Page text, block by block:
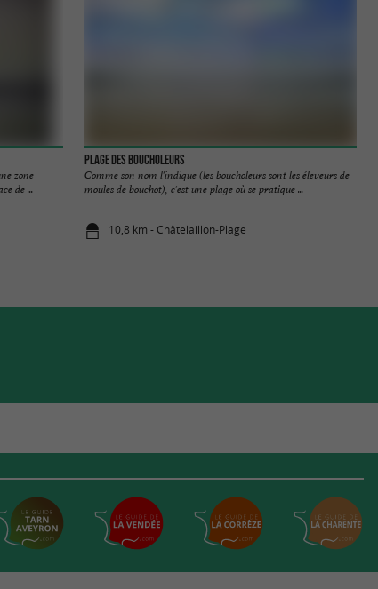
zone
de ...
Plage des Boucholeurs
Comme son nom l'indique (les boucholeurs sont les éleveurs de
moules de bouchot), c'est une plage où se pratique ...
10,8 km - Châtelaillon-Plage